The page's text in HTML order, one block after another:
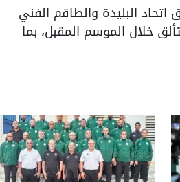
البليدة والطاقم الفني
خلال الموسم المقبل، بما